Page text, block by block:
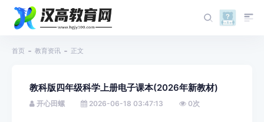
首页 教育资讯 正文
教科版四年级科学上册电子课本(2026年新教材)
开心田螺 2026-06-18 03:47:13 0次